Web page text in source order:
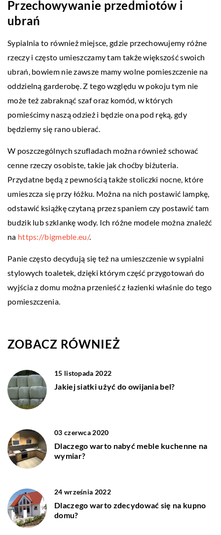
Przechowywanie przedmiotów i
ubrań
Sypialnia to również miejsce, gdzie przechowujemy różne
rzeczy i często umieszczamy tam także większość swoich
ubrań, bowiem nie zawsze mamy wolne pomieszczenie na
oddzielną garderobę. Z tego względu w pokoju tym nie
może też zabraknąć szaf oraz komód, w których
pomieścimy naszą odzież i będzie ona pod ręką, gdy
będziemy się rano ubierać.
W poszczególnych szufladach można również schować
cenne rzeczy osobiste, takie jak choćby biżuteria.
Przydatne będą z pewnością także stoliczki nocne, które
umieszcza się przy łóżku. Można na nich postawić lampkę,
odstawić książkę czytaną przez spaniem czy postawić tam
budzik lub szklankę wody. Ich różne modele można znaleźć
na https://bigmeble.eu/.
Panie często decydują się też na umieszczenie w sypialni
stylowych toaletek, dzięki którym część przygotowań do
wyjścia z domu można przenieść z łazienki właśnie do tego
pomieszczenia.
ZOBACZ RÓWNIEŻ
15 listopada 2022
Jakiej siatki użyć do owijania bel?
03 czerwca 2020
Dlaczego warto nabyć meble kuchenne na
wymiar?
24 września 2022
Dlaczego warto zdecydować się na kupno
domu?